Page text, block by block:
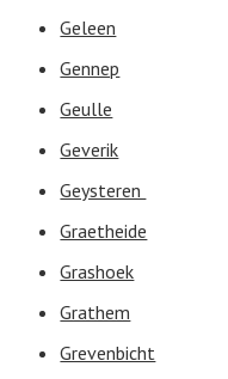
Geleen
Gennep
Geulle
Geverik
Geysteren
Graetheide
Grashoek
Grathem
Grevenbicht